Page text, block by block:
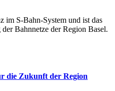
im S-Bahn-System und ist das
Bahnnetze der Region Basel.
die Zukunft der Region